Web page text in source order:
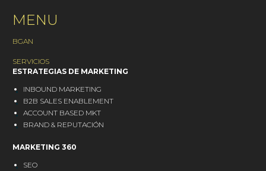
MENU
BGAN
SERVICIOS
ESTRATEGIAS DE MARKETING
INBOUND MARKETING
B2B SALES ENABLEMENT
ACCOUNT BASED MKT
BRAND & REPUTACIÓN
MARKETING 360
SEO